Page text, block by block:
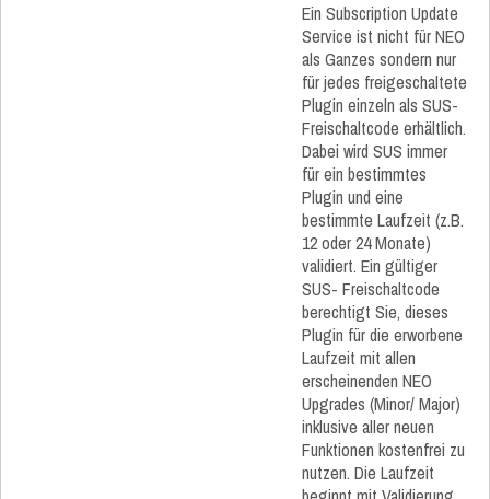
Ein Subscription Update
Service ist nicht für NEO
als Ganzes sondern nur
für jedes freigeschaltete
Plugin einzeln als SUS-
Freischaltcode erhältlich.
Dabei wird SUS immer
für ein bestimmtes
Plugin und eine
bestimmte Laufzeit (z.B.
12 oder 24 Monate)
validiert. Ein gültiger
SUS- Freischaltcode
berechtigt Sie, dieses
Plugin für die erworbene
Laufzeit mit allen
erscheinenden NEO
Upgrades (Minor/ Major)
inklusive aller neuen
Funktionen kostenfrei zu
nutzen. Die Laufzeit